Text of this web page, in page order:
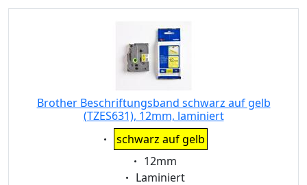
Brother Beschriftungsband schwarz auf gelb
(TZES631), 12mm, laminiert
Eigenschaft:
schwarz auf gelb
Eigenschaft:
12mm
Eigenschaft:
Laminiert